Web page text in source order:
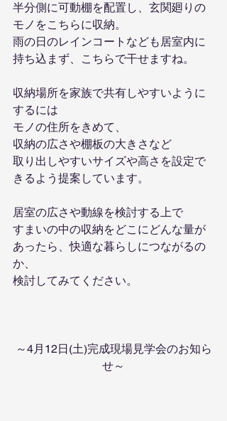
半分側に可動棚を配置し、玄関廻りの
モノをこちらに収納。
雨の日のレインコートなども居室内に
持ち込まず、こちらで干せますね。
収納場所を家族で共有しやすいように
するには
モノの住所をきめて、
収納の広さや棚板の大きさなど
取り出しやすいサイズや高さを設定で
きるよう提案しています。
居室の広さや動線を検討する上で
すまいの中の収納をどこにどんな量が
あったら、快適な暮らしにつながるの
か、
検討してみてください。
～4月12日(土)完成現場見学会のお知ら
せ～